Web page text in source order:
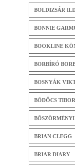
BOLDIZSÁR
BONNIE
BOOKLINE
BORBÍRÓ
BOSNYÁK
BÖDŐCS TIBOR
BRIAN CLEGG
BRIAR DIARY